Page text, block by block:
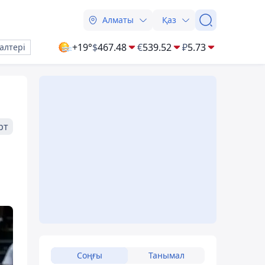
Алматы Қаз
+19°$467.48 €539.52 ₽5.73
Соңғы Танымал